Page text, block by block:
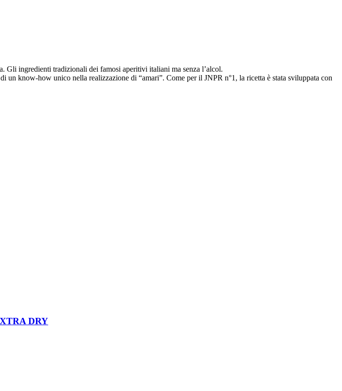
Gli ingredienti tradizionali dei famosi aperitivi italiani ma senza l’alcol.
know-how unico nella realizzazione di “amari”. Come per il JNPR n°1, la ricetta è stata sviluppata con
DRY